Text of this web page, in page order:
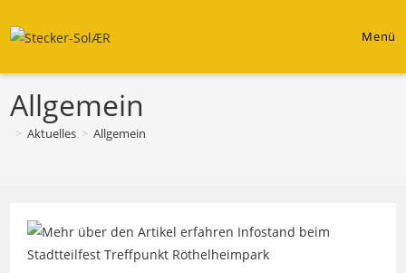
Inhalt
Menü
Allgemein
> Aktuelles > Allgemein